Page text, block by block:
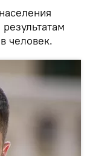
человек.